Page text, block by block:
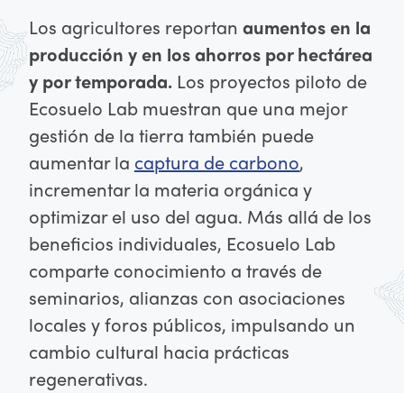
Los agricultores reportan aumentos en la
producción y en los ahorros por hectárea
y por temporada. Los proyectos piloto de
Ecosuelo Lab muestran que una mejor
gestión de la tierra también puede
aumentar la captura de carbono,
incrementar la materia orgánica y
optimizar el uso del agua. Más allá de los
beneficios individuales, Ecosuelo Lab
comparte conocimiento a través de
seminarios, alianzas con asociaciones
locales y foros públicos, impulsando un
cambio cultural hacia prácticas
regenerativas.